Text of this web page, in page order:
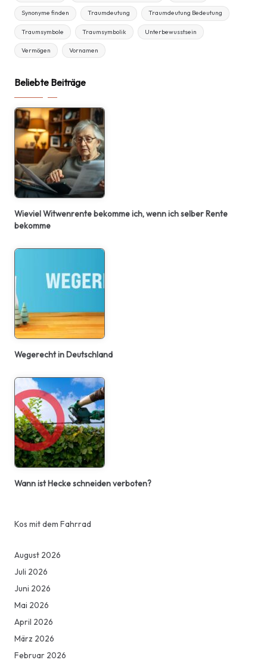
Synonyme finden Traumdeutung Traumdeutung Bedeutung
Traumsymbole Traumsymbolik Unterbewusstsein
Vermögen Vornamen
Beliebte Beiträge
Wieviel Witwenrente bekomme ich, wenn ich selber Rente
bekomme
Wegerecht in Deutschland
Wann ist Hecke schneiden verboten?
Kos mit dem Fahrrad
August 2026
Juli 2026
Juni 2026
Mai 2026
April 2026
März 2026
Februar 2026